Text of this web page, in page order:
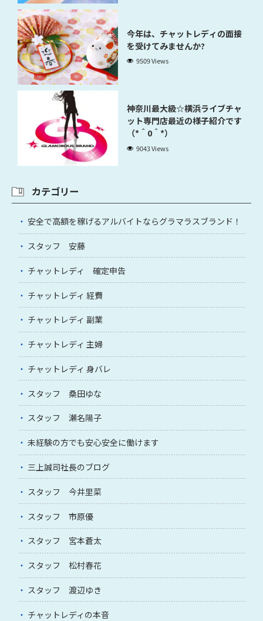
今年は、チャットレディの面接
を受けてみませんか?
9509 Views
神奈川最大級☆横浜ライブチャ
ット専門店最近の様子紹介です
（*＾0＾*）
9043 Views
カテゴリー
安全で高額を稼げるアルバイトならグラマラスブランド！
スタッフ 安藤
チャットレディ 確定申告
チャットレディ 経費
チャットレディ 副業
チャットレディ 主婦
チャットレディ 身バレ
スタッフ 桑田ゆな
スタッフ 瀬名陽子
未経験の方でも安心安全に働けます
三上誠司社長のブログ
スタッフ 今井里菜
スタッフ 市原優
スタッフ 宮本蒼太
スタッフ 松村春花
スタッフ 渡辺ゆき
チャットレディの本音